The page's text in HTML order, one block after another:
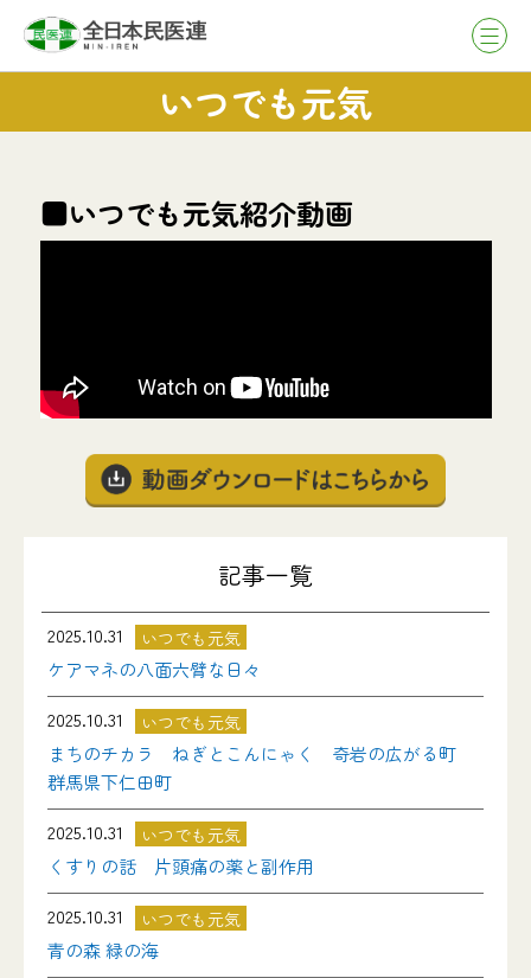
いつでも元気
■いつでも元気紹介動画
記事一覧
2025.10.31 いつでも元気
ケアマネの八面六臂な日々
2025.10.31
いつでも元気
まちのチカラ ねぎとこんにゃく 奇岩の広がる町
群馬県下仁田町
2025.10.31
いつでも元気
くすりの話 片頭痛の薬と副作用
2025.10.31
いつでも元気
青の森 緑の海